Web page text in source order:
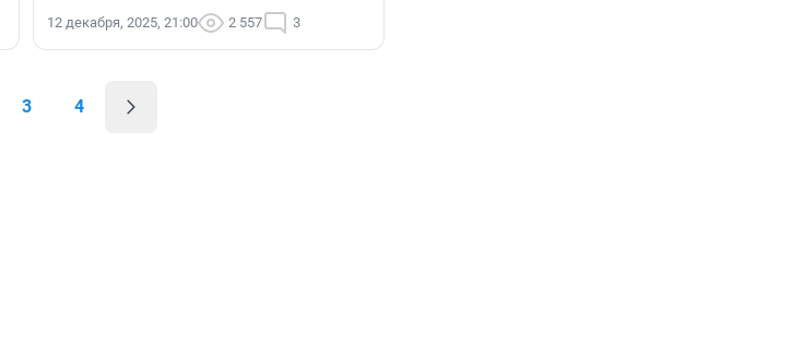
12 декабря, 2025, 21:00 2 557 3
3 4